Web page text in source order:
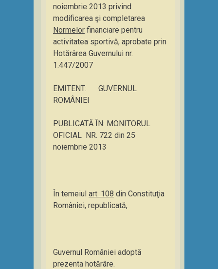
noiembrie 2013 privind
modificarea şi completarea
Normelor financiare pentru
activitatea sportivă, aprobate prin
Hotărârea Guvernului nr.
1.447/2007
EMITENT: GUVERNUL
ROMÂNIEI
PUBLICATĂ ÎN: MONITORUL
OFICIAL NR. 722 din 25
noiembrie 2013
În temeiul art. 108 din Constituţia
României, republicată,
Guvernul României adoptă
prezenta hotărâre.